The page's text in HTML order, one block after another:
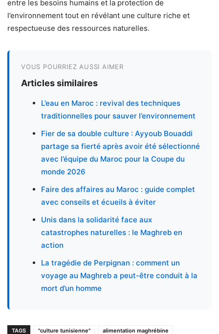
entre les besoins humains et la protection de
l’environnement tout en révélant une culture riche et
respectueuse des ressources naturelles.
VOUS POURRIEZ AUSSI AIMER
Articles similaires
L’eau en Maroc : revival des techniques
traditionnelles pour sauver l’environnement
Fier de sa double culture : Ayyoub Bouaddi
partage sa fierté après avoir été sélectionné
avec l’équipe du Maroc pour la Coupe du
monde 2026
Faire des affaires au Maroc : guide complet
avec conseils et écueils à éviter
Unis dans la solidarité face aux
catastrophes naturelles : le Maghreb en
action
La tragédie de Perpignan : comment un
voyage au Maghreb a peut-être conduit à la
mort d’un homme
TAGS "culture tunisienne"
alimentation maghrébine